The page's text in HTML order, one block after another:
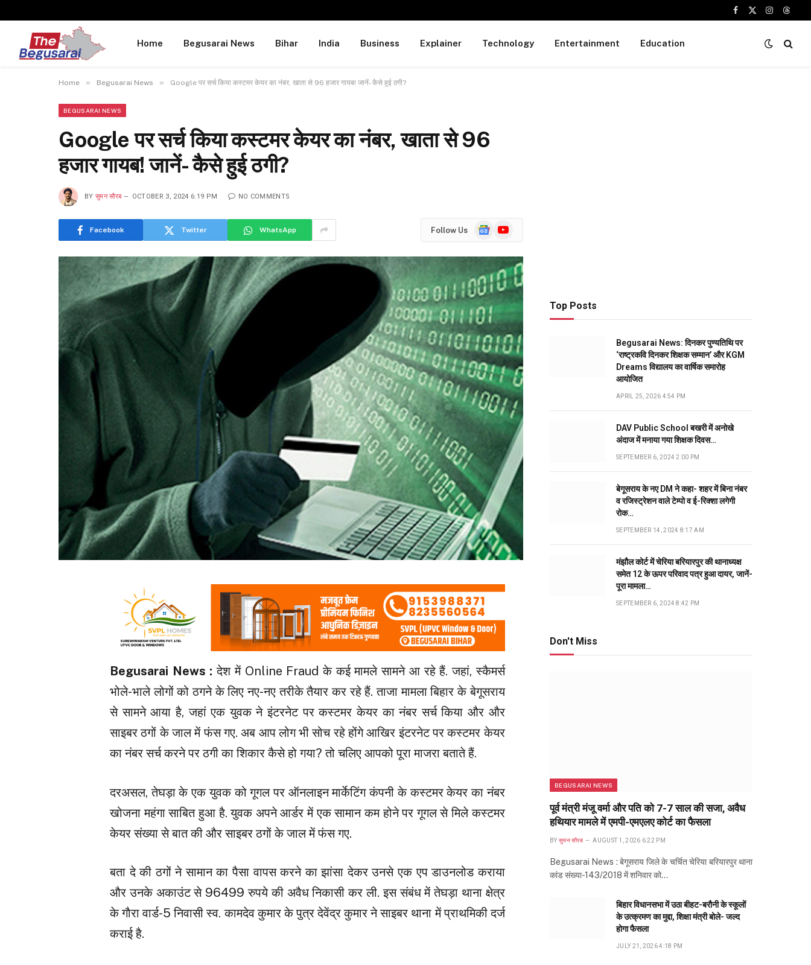
Facebook
X
Instagram
Home Begusarai News Bihar India Business Explainer Technology Entertainment Education
Home » Begusarai News » Google पर सर्च किया कस्टमर केयर का नंबर, खाता से 96 हजार गायब! जानें- कैसे हुई ठगी?
BEGUSARAI NEWS
Google पर सर्च किया कस्टमर केयर का नंबर, खाता से 96
हजार गायब! जानें- कैसे हुई ठगी?
BY सुमन सौरब OCTOBER 3, 2024 6:19 PM NO COMMENTS
Facebook Twitter WhatsApp Follow Us
GoogleYouTube
Begusarai News :देश में Online Fraud के कई मामले सामने आ रहे हैं. जहां, स्कैमर्स
भोले-भाले लोगों को ठगने के लिए नए-नए तरीके तैयार कर रहे हैं. ताजा मामला बिहार के बेगूसराय
से सामने आया है, जहां एक युवक ने इंटरनेट पर कस्टमर केयर का नंबर सर्च किया और और
साइबर ठगों के जाल में फंस गए. अब आप लोग भी सोच रहे होंगे आखिर इंटरनेट पर कस्टमर केयर
का नंबर सर्च करने पर ठगी का शिकार कैसे हो गया? तो चलिए आपको पूरा माजरा बताते हैं.
दरअसल, तेघड़ा के एक युवक को गूगल पर ऑनलाइन मार्केटिंग कंपनी के कस्टमर केयर का नंबर
खोजना महंगा साबित हुआ है. युवक अपने आर्डर में एक सामान कम होने पर गूगल से मिले कस्टमर
केयर संख्या से बात की और साइबर ठगों के जाल में फंस गए.
बता दे की ठगों ने सामान का पैसा वापस करने का झांसा देकर उनसे एक एप डाउनलोड कराया
और उनके अकाउंट से 96499 रुपये की अवैध निकासी कर ली. इस संबंध में तेघड़ा थाना क्षेत्र
के गाैरा वार्ड-5 निवासी स्व. कामदेव कुमार के पुत्र देवेंद्र कुमार ने साइबर थाना में प्राथमिकी दर्ज
कराई है.
Top Posts
Begusarai News: दिनकर पुण्यतिथि पर
‘राष्ट्रकवि दिनकर शिक्षक सम्मान’ और KGM
Dreams विद्यालय का वार्षिक समारोह
आयोजित
APRIL 25, 2026 4:54 PM
DAV Public School बखरी में अनोखे
अंदाज में मनाया गया शिक्षक दिवस…
SEPTEMBER 6, 2024 2:00 PM
बेगूसराय के नए DM ने कहा- शहर में बिना नंबर
व रजिस्ट्रेशन वाले टेम्पो व ई-रिक्शा लगेगी
रोक…
SEPTEMBER 14, 2024 8:17 AM
मंझौल कोर्ट में चेरिया बरियारपुर की थानाध्यक्ष
समेत 12 के ऊपर परिवाद पत्र हुआ दायर, जानें-
पूरा मामला…
SEPTEMBER 6, 2024 8:42 PM
Don't Miss
BEGUSARAI NEWS
पूर्व मंत्री मंजू वर्मा और पति को 7-7 साल की सजा, अवैध
हथियार मामले में एमपी-एमएलए कोर्ट का फैसला
BY सुमन सौरब AUGUST 1, 2026 6:22 PM
Begusarai News : बेगूसराय जिले के चर्चित चेरिया बरियारपुर थाना
कांड संख्या-143/2018 में शनिवार को…
बिहार विधानसभा में उठा बीहट-बरौनी के स्कूलों
के उत्क्रमण का मुद्दा, शिक्षा मंत्री बोले- जल्द
होगा फैसला
JULY 21, 2026 4:18 PM